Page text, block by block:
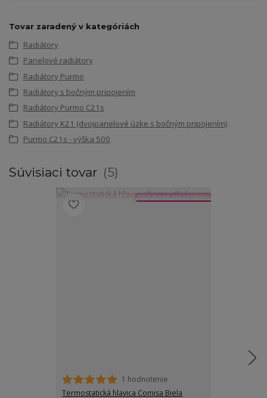
Tovar zaradený v kategóriách
Radiátory
Panelové radiátory
Radiátory Purmo
Radiátory s bočným pripojením
Radiátory Purmo C21s
Radiátory K21 (dvojpanelové úzke s bočným pripojením)
Purmo C21s - výška 500
Súvisiaci tovar 5
Obľúbené zákazníkmi
1 hodnotenie
Termostatická hlavica Comisa Biela